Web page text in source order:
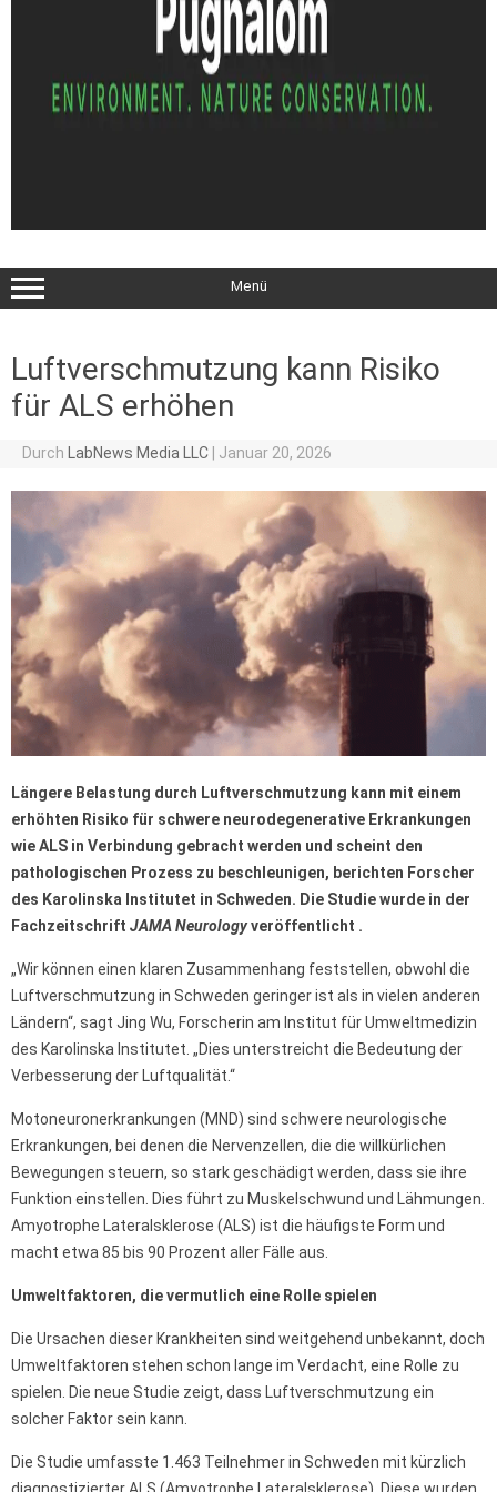
Menü
Luftverschmutzung kann Risiko
für ALS erhöhen
Durch LabNews Media LLC Januar 20, 2026
Längere Belastung durch Luftverschmutzung kann mit einem
erhöhten Risiko für schwere neurodegenerative Erkrankungen
wie ALS in Verbindung gebracht werden und scheint den
pathologischen Prozess zu beschleunigen, berichten Forscher
des Karolinska Institutet in Schweden. Die Studie wurde in der
Fachzeitschrift JAMA Neurologyveröffentlicht .
„Wir können einen klaren Zusammenhang feststellen, obwohl die
Luftverschmutzung in Schweden geringer ist als in vielen anderen
Ländern“, sagt Jing Wu, Forscherin am Institut für Umweltmedizin
des Karolinska Institutet. „Dies unterstreicht die Bedeutung der
Verbesserung der Luftqualität.“
Motoneuronerkrankungen (MND) sind schwere neurologische
Erkrankungen, bei denen die Nervenzellen, die die willkürlichen
Bewegungen steuern, so stark geschädigt werden, dass sie ihre
Funktion einstellen. Dies führt zu Muskelschwund und Lähmungen.
Amyotrophe Lateralsklerose (ALS) ist die häufigste Form und
macht etwa 85 bis 90 Prozent aller Fälle aus.
Umweltfaktoren, die vermutlich eine Rolle spielen
Die Ursachen dieser Krankheiten sind weitgehend unbekannt, doch
Umweltfaktoren stehen schon lange im Verdacht, eine Rolle zu
spielen. Die neue Studie zeigt, dass Luftverschmutzung ein
solcher Faktor sein kann.
Die Studie umfasste 1.463 Teilnehmer in Schweden mit kürzlich